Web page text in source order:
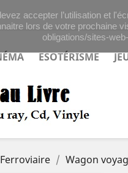
accepter l’utilisation et
lors de votre prochaine
obligations/sites-
ESOTÉRISME
Wagon